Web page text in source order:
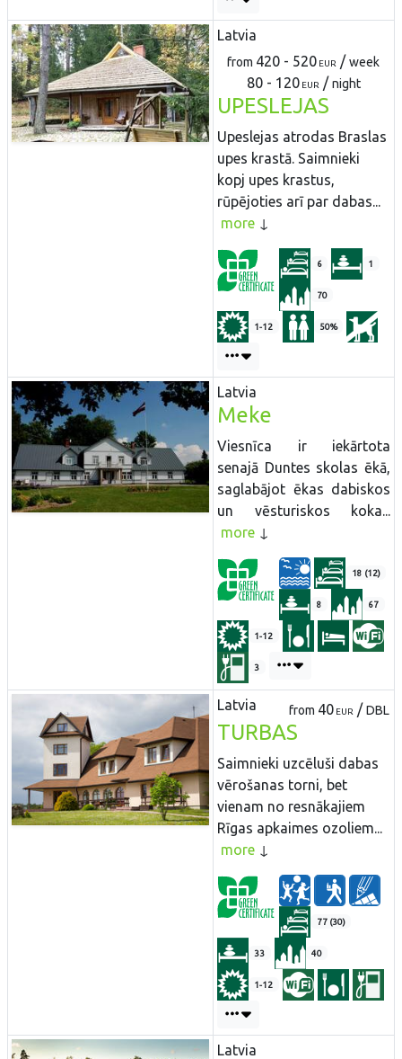
Latvia
from 420 - 520 EUR /week
80 - 120EUR /night
UPESLEJAS
Upeslejas atrodas Braslas
upes krastā. Saimnieki
kopj upes krastus,
rūpējoties arī par dabas...
more
6 1
70
1-12 50%
Latvia
Meke
Viesnīca ir iekārtota
senajā Duntes skolas ēkā,
saglabājot ēkas dabiskos
un vēsturiskos koka...
more
18 (12)
8 67
1-12
3
Latvia from 40 EUR /DBL
TURBAS
Saimnieki uzcēluši dabas
vērošanas torni, bet
vienam no resnākajiem
Rīgas apkaimes ozoliem...
more
77 (30)
33 40
1-12
Latvia